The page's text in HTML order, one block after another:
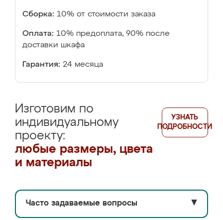
Сборка: 10% от стоимости заказа
Оплата: 10% предоплата, 90% после
доставки шкафа
Гарантия: 24 месяца
Изготовим по
индивидуальному
проекту:
любые размеры, цвета
и материалы
УЗНАТЬ
ПОДРОБНОСТИ
Часто задаваемые вопросы ▼